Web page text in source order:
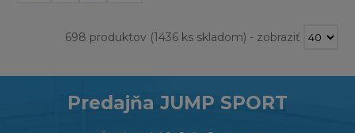
698 produktov(1436 ks skladom) - zobraziť
Predajňa JUMP SPORT